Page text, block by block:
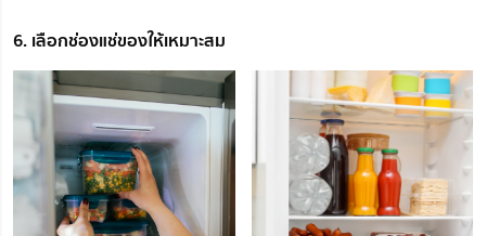
6. เลือกช่องแช่ของให้เหมาะสม